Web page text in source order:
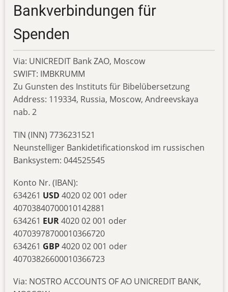
Bankverbindungen für
Spenden
Via: UNICREDIT Bank ZAO, Moscow
SWIFT: IMBKRUMM
Zu Gunsten des Instituts für Bibelübersetzung
Address: 119334, Russia, Moscow, Andreevskaya
nab. 2
TIN (INN) 7736231521
Neunstelliger Bankidetificationskod im russischen
Banksystem: 044525545
Konto Nr. (IBAN):
634261 USD 4020 02 001 oder
40703840700010142881
634261 EUR4020 02 001 oder
40703978700010366720
634261 GBP4020 02 001 oder
40703826600010366723
Via: NOSTRO ACCOUNTS OF AO UNICREDIT BANK,